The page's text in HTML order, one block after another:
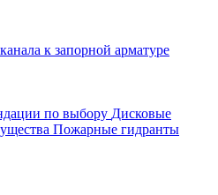
15
к запорной арматуре
по выбору Дисковые
Пожарные гидранты